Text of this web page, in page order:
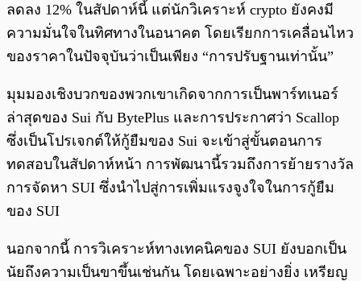
ลดลง 12% ในสัปดาห์นี้ แต่นักวิเคราะห์ crypto ยังคงมี
ความมั่นใจในทิศทางในอนาคต โดยเรียกการเคลื่อนไหว
ของราคาในปัจจุบันว่าเป็นเพียง “การปรับฐานเท่านั้น”
มุมมองเชิงบวกของพวกเขาเกิดจากการเป็นพาร์ทเนอร์
ล่าสุดของ Sui กับ BytePlus และการประกาศว่า Scallop
ซึ่งเป็นโปรเจกต์ให้กู้ยืมของ Sui จะเข้าสู่ขั้นตอนการ
ทดสอบในสัปดาห์หน้า การพัฒนานี้รวมถึงการย้ายรางวัล
การจัดหา SUI ซึ่งนำไปสู่การเพิ่มแรงจูงใจในการกู้ยืม
ของ SUI
นอกจากนี้ การวิเคราะห์ทางเทคนิคของ SUI ยังบอกเป็น
นัยถึงความเป็นขาขึ้นเช่นกัน โดยเฉพาะอย่างยิ่ง เหรียญ